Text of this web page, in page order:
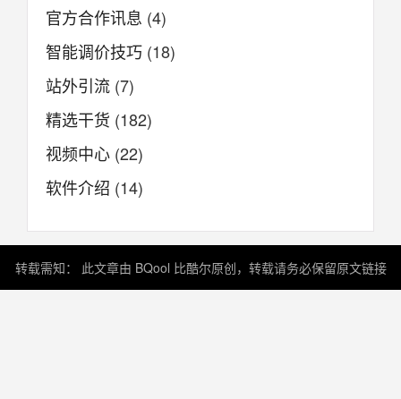
官方合作讯息 (4)
智能调价技巧 (18)
站外引流 (7)
精选干货 (182)
视频中心 (22)
软件介绍 (14)
转载需知： 此文章由 BQool 比酷尔原创，转载请务必保留原文链接